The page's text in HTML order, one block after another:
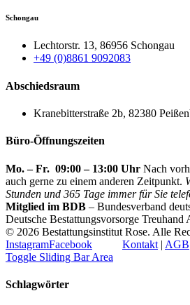
Schongau
Lechtorstr. 13, 86956 Schongau
+49 (0)8861 9092083
Abschiedsraum
Kranebitterstraße 2b, 82380
Büro-Öffnungszeiten
Mo. – Fr. 09:00 – 13:00 Uhr Nach
auch gerne zu einem anderen Zeitpunkt.
Stunden und 365 Tage immer für Sie
Mitglied im BDB – Bundesverband
Deutsche Bestattungsvorsorge Treuhand
© 2026 Bestattungsinstitut Rose. Alle
Kontakt | AGB
InstagramFacebook
Toggle Sliding Bar Area
Schlagwörter